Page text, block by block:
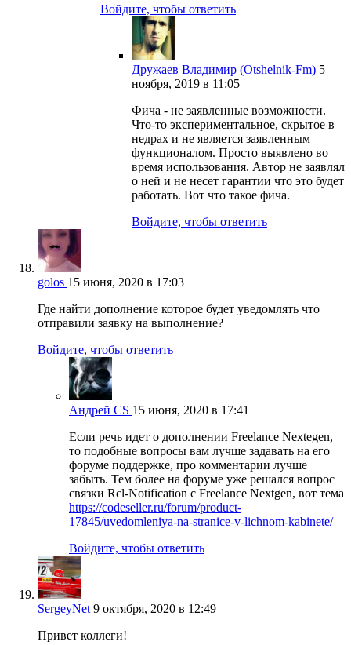
Войдите, чтобы ответить
Дружаев Владимир (Otshelnik-Fm) 5
ноября, 2019 в 11:05
Фича - не заявленные возможности.
Что-то экспериментальное, скрытое в
недрах и не является заявленным
функционалом. Просто выявлено во
время использования. Автор не заявлял
о ней и не несет гарантии что это будет
работать. Вот что такое фича.
Войдите, чтобы ответить
golos 15 июня, 2020 в 17:03
Где найти дополнение которое будет уведомлять что
отправили заявку на выполнение?
Войдите, чтобы ответить
Андрей CS 15 июня, 2020 в 17:41
Если речь идет о дополнении Freelance Nextegen,
то подобные вопросы вам лучше задавать на его
форуме поддержке, про комментарии лучше
забыть. Тем более на форуме уже решался вопрос
связки Rcl-Notification с Freelance Nextgen, вот тема
https://codeseller.ru/forum/product-
17845/uvedomleniya-na-stranice-v-lichnom-kabinete/
Войдите, чтобы ответить
SergeyNet 9 октября, 2020 в 12:49
Привет коллеги!